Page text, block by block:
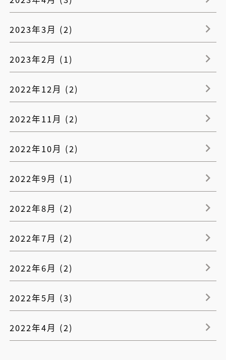
2023年3月 (2)
2023年2月 (1)
2022年12月 (2)
2022年11月 (2)
2022年10月 (2)
2022年9月 (1)
2022年8月 (2)
2022年7月 (2)
2022年6月 (2)
2022年5月 (3)
2022年4月 (2)